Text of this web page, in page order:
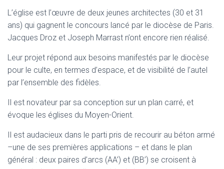
L’église est l’œuvre de deux jeunes architectes (30 et 31
ans) qui gagnent le concours lancé par le diocèse de Paris.
Jacques Droz et Joseph Marrast n’ont encore rien réalisé.
Leur projet répond aux besoins manifestés par le diocèse
pour le culte, en termes d’espace, et de visibilité de l’autel
par l’ensemble des fidèles.
Il est novateur par sa conception sur un plan carré, et
évoque les églises du Moyen-Orient.
Il est audacieux dans le parti pris de recourir au béton armé
–une de ses premières applications – et dans le plan
général : deux paires d’arcs (AA’) et (BB’) se croisent à